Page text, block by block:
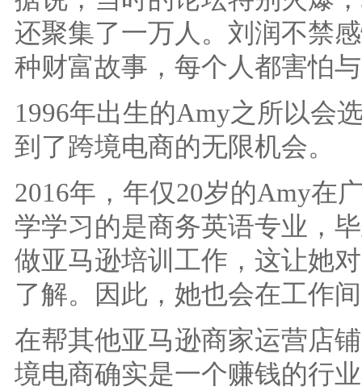
还聚集了一万人。刘润不禁
种财富故事，每个人都害怕
1996年出生的Amy之所以会
到了跨境电商的无限机会。
2016年，年仅20岁的Amy在
学学习的是商务英语专业，
做亚马逊培训工作，这让她
了解。因此，她也会在工作
在帮其他亚马逊商家运营店
境电商确实是一个赚钱的行